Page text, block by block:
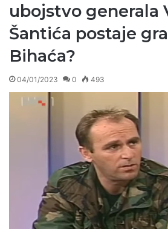
ubojstvo generala
Šantića postaje
Bihaća?
04/01/2023 0 493